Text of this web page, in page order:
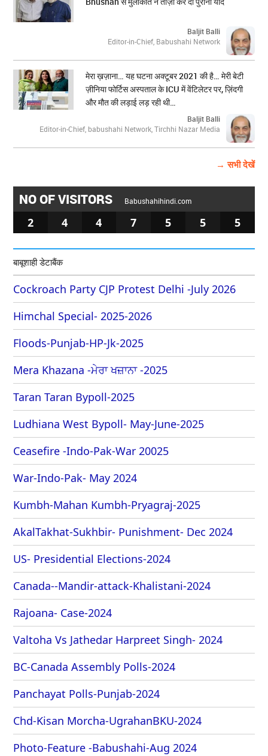
Baljit Balli
Editor-in-Chief, Babushahi Network
मेरा ख़ज़ाना… यह घटना अक्टूबर 2021 की है… मेरी बेटी
ज़ीनिया फोर्टिस अस्पताल के ICU में वेंटिलेटर पर, ज़िंदगी
और मौत की लड़ाई लड़ रही थी…
Baljit Balli
Editor-in-Chief, babushahi Network, Tirchhi Nazar Media
→ सभी देखें
NO OF VISITORS Babushahihindi.com
2 4 4 7 5 5 5
बाबूशाही डेटाबैंक
Cockroach Party CJP Protest Delhi -July 2026
Himchal Special- 2025-2026
Floods-Punjab-HP-Jk-2025
Mera Khazana -ਮੇਰਾ ਖਜ਼ਾਨਾ -2025
Taran Taran Bypoll-2025
Ludhiana West Bypoll- May-June-2025
Ceasefire -Indo-Pak-War 20025
War-Indo-Pak- May 2024
Kumbh-Mahan Kumbh-Pryagraj-2025
AkalTakhat-Sukhbir- Punishment- Dec 2024
US- Presidential Elections-2024
Canada--Mandir-attack-Khalistani-2024
Rajoana- Case-2024
Valtoha Vs Jathedar Harpreet Singh- 2024
BC-Canada Assembly Polls-2024
Panchayat Polls-Punjab-2024
Chd-Kisan Morcha-UgrahanBKU-2024
Photo-Feature -Babushahi-Aug 2024